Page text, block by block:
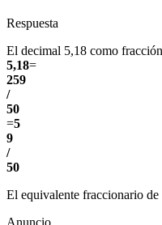
Respuesta
El decimal 5,18 como
5,18=
259
/
50
=5
9
/
50
El equivalente fraccionario de